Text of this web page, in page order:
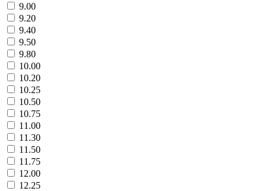
9.00
9.20
9.40
9.50
9.80
10.00
10.20
10.25
10.50
10.75
11.00
11.30
11.50
11.75
12.00
12.25